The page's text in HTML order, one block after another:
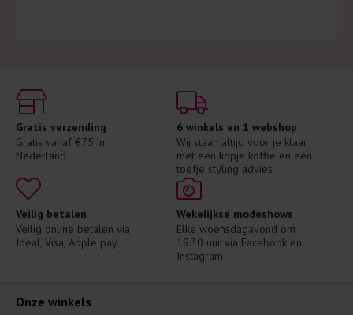
Gratis verzending
Gratis vanaf €75 in
Nederland
6 winkels en 1 webshop
Wij staan altijd voor je klaar
met een kopje koffie en een
toefje styling advies
Veilig betalen
Veilig online betalen via
Ideal, Visa, Apple pay
Wekelijkse modeshows
Elke woensdagavond om
19:30 uur via Facebook en
Instagram
Onze winkels